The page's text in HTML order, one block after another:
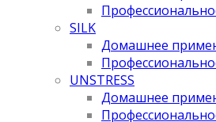
SILK
Домашнее
UNSTRESS
Домашнее